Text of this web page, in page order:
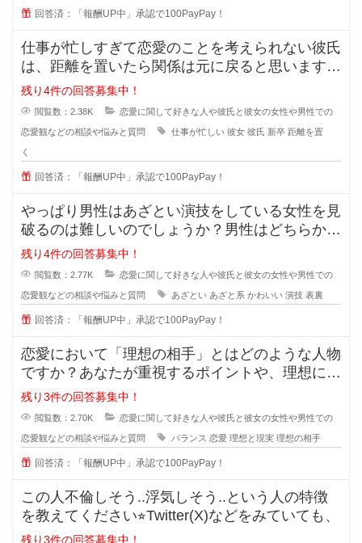
回答済：「報酬UP中」承認で100PayPay！
仕事が忙しすぎて恋愛のことを考えられない彼氏
は、距離を置いたら関係は元に戻ると思いますか
？また元に戻る時はどんな時でしょ
残り4件の回答募集中！
閲覧数：2.38K 恋愛に関して好きな人や彼氏と彼女の女性や男性での
恋愛観などの相談や悩みと質問 仕事が忙しい 彼女 彼氏 新卒 距離を置
く
回答済：「報酬UP中」承認で100PayPay！
やっぱり男性はあざとい演技をしている女性を見
破るのは難しいのでしょうか？男性はどちらかと
いうとちょっと隙を見せてくれるよ
残り4件の回答募集中！
閲覧数：2.77K 恋愛に関して好きな人や彼氏と彼女の女性や男性での
恋愛観などの相談や悩みと質問 あざとい あざと系 かわいい 演技 表裏
回答済：「報酬UP中」承認で100PayPay！
恋愛において「理想の相手」とはどのような人物
ですか？あなたが重視するポイントや、理想に近
づくためのアドバイスがあれば教え
残り3件の回答募集中！
閲覧数：2.70K 恋愛に関して好きな人や彼氏と彼女の女性や男性での
恋愛観などの相談や悩みと質問 バランス 恋愛 理想と現実 理想の相手
回答済：「報酬UP中」承認で100PayPay！
この人不倫しそう..浮気しそう..という人の特徴
を教えてください⭐︎Twitter(X)などをみていても、
残り3件の回答募集中！